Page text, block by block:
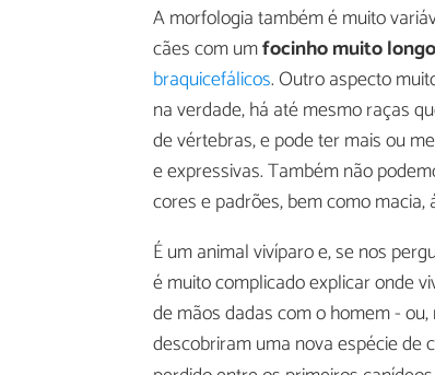
A morfologia também é muito
cães com umfocinho muito longo
braquicefálicos. Outro aspecto
na verdade, há até mesmo raças
de vértebras, e pode ter mais ou
e expressivas. Também não
cores e padrões, bem como macia,
É um animal vivíparo e, se nos
é muito complicado explicar onde
de mãos dadas com o homem -
descobriram uma nova espécie de